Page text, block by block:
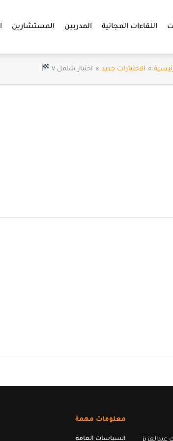
اللقاءات المجانية المدربين المستشارين
الاختبارات جديد اختبار شامل ٧
معلومات مهمة
السياسات العامة